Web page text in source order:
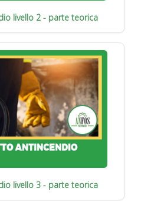
livello 2 - parte teorica
livello 3 - parte teorica